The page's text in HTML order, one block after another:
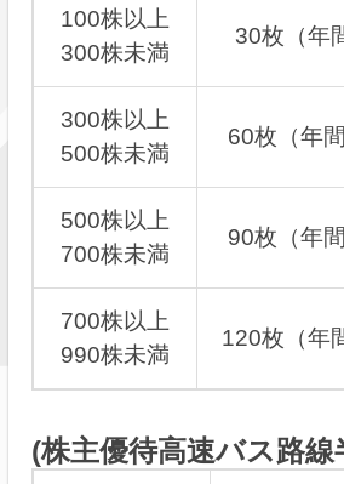
100株以上
300株未満
30枚（年
300株以上
500株未満
60枚（年
500株以上
700株未満
90枚（年
700株以上
990株未満
120枚（年
(株主優待高速バス路線